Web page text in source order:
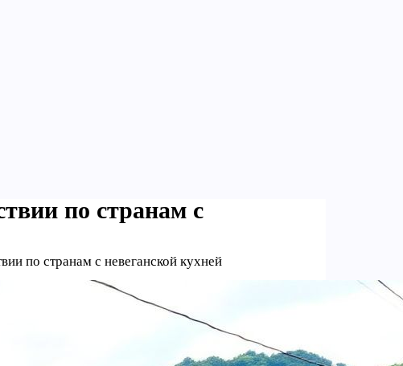
по странам с
по странам с невеганской кухней